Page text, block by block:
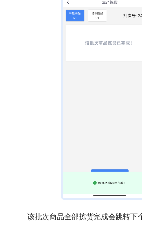
该批次商品全部拣货完成会跳转下